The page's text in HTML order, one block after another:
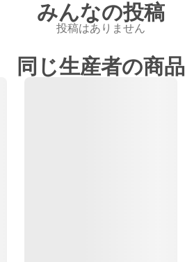
みんなの投稿
投稿はありません
同じ生産者の商品